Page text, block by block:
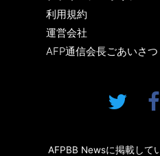
利用規約
運営会社
AFP通信会長ごあいさつ
AFPBB Newsに掲載して